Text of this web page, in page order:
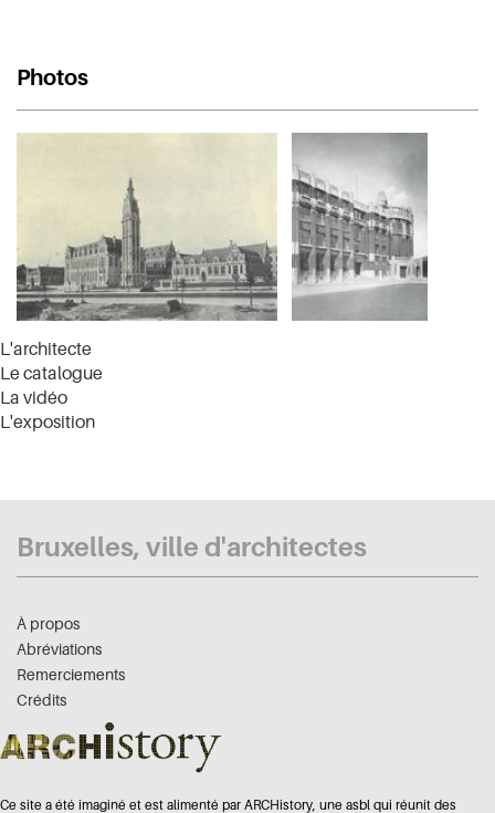
Photos
L'architecte
Le catalogue
La vidéo
L'exposition
Bruxelles, ville d'architectes
À propos
Abréviations
Remerciements
Crédits
Ce site a été imaginé et est alimenté par ARCHistory, une asbl qui réunit des